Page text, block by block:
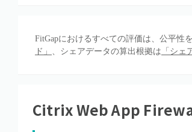
FitGapにおけるすべての評価は、公平性
ド」 、シェアデータの算出根拠は 「シェ
Citrix Web App